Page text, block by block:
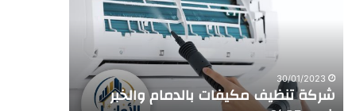
30/01/2023
شركة تنظيف مكيفات بالدمام والخبر